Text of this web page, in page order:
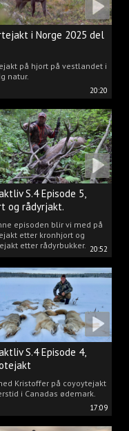
20:20
i Norge 2025 del
på hjort på vestlandet i
natur.
20:52
S.4 Episode 5,
og rådyrjakt.
episoden blir vi med på
etter kronhjort og
etter rådyrbukker.
17:09
S.4 Episode 4,
Kristoffer på coyoytejakt
i Canadas ødemark.